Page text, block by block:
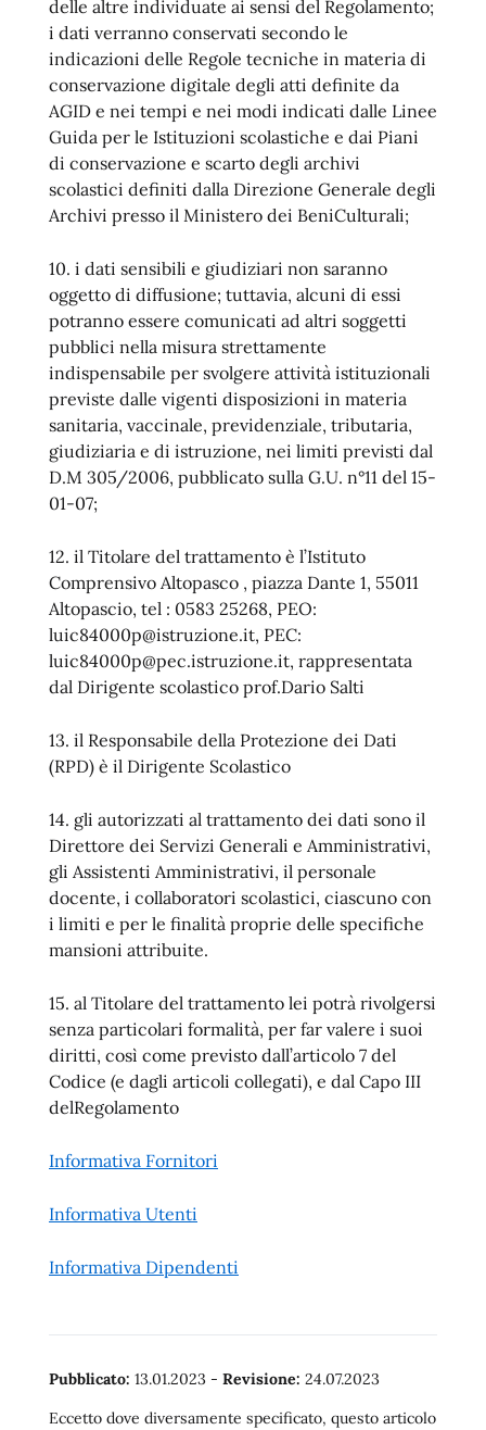
delle altre individuate ai sensi del Regolamento;
i dati verranno conservati secondo le
indicazioni delle Regole tecniche in materia di
conservazione digitale degli atti definite da
AGID e nei tempi e nei modi indicati dalle Linee
Guida per le Istituzioni scolastiche e dai Piani
di conservazione e scarto degli archivi
scolastici definiti dalla Direzione Generale degli
Archivi presso il Ministero dei BeniCulturali;
10. i dati sensibili e giudiziari non saranno
oggetto di diffusione; tuttavia, alcuni di essi
potranno essere comunicati ad altri soggetti
pubblici nella misura strettamente
indispensabile per svolgere attività istituzionali
previste dalle vigenti disposizioni in materia
sanitaria, vaccinale, previdenziale, tributaria,
giudiziaria e di istruzione, nei limiti previsti dal
D.M 305/2006, pubblicato sulla G.U. n°11 del 15-
01-07;
12. il Titolare del trattamento è l’Istituto
Comprensivo Altopasco , piazza Dante 1, 55011
Altopascio, tel : 0583 25268, PEO:
luic84000p@istruzione.it, PEC:
luic84000p@pec.istruzione.it, rappresentata
dal Dirigente scolastico prof.Dario Salti
13. il Responsabile della Protezione dei Dati
(RPD) è il Dirigente Scolastico
14. gli autorizzati al trattamento dei dati sono il
Direttore dei Servizi Generali e Amministrativi,
gli Assistenti Amministrativi, il personale
docente, i collaboratori scolastici, ciascuno con
i limiti e per le finalità proprie delle specifiche
mansioni attribuite.
15. al Titolare del trattamento lei potrà rivolgersi
senza particolari formalità, per far valere i suoi
diritti, così come previsto dall’articolo 7 del
Codice (e dagli articoli collegati), e dal Capo III
delRegolamento
Informativa Fornitori
Informativa Utenti
Informativa Dipendenti
Pubblicato: 13.01.2023 - Revisione: 24.07.2023
Eccetto dove diversamente specificato, questo articolo